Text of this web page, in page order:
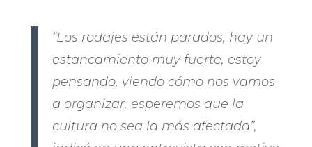
“Los rodajes están parados, hay un
estancamiento muy fuerte, estoy
pensando, viendo cómo nos vamos
a organizar, esperemos que la
cultura no sea la más afectada”,